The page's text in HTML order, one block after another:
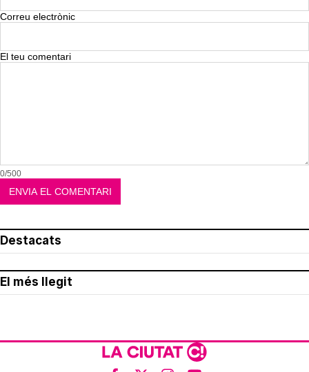
Correu electrònic
El teu comentari
0/500
Destacats
El més llegit